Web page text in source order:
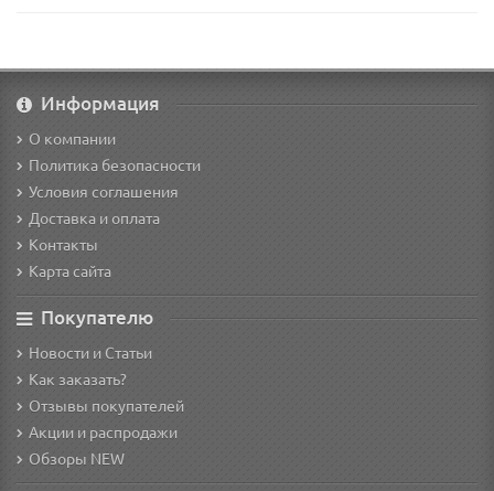
Информация
О компании
Политика безопасности
Условия соглашения
Доставка и оплата
Контакты
Карта сайта
Покупателю
Новости и Статьи
Как заказать?
Отзывы покупателей
Акции и распродажи
Обзоры NEW